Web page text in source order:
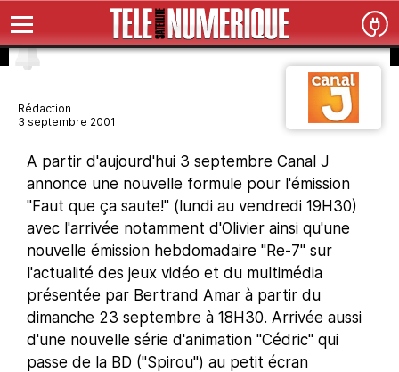
Rédaction
3 septembre 2001
A partir d'aujourd'hui 3 septembre Canal J
annonce une nouvelle formule pour l'émission
"Faut que ça saute!" (lundi au vendredi 19H30)
avec l'arrivée notamment d'Olivier ainsi qu'une
nouvelle émission hebdomadaire "Re-7" sur
l'actualité des jeux vidéo et du multimédia
présentée par Bertrand Amar à partir du
dimanche 23 septembre à 18H30. Arrivée aussi
d'une nouvelle série d'animation "Cédric" qui
passe de la BD ("Spirou") au petit écran